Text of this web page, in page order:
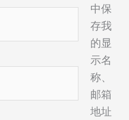
中保
存我
的显
示名
称、
邮箱
地址